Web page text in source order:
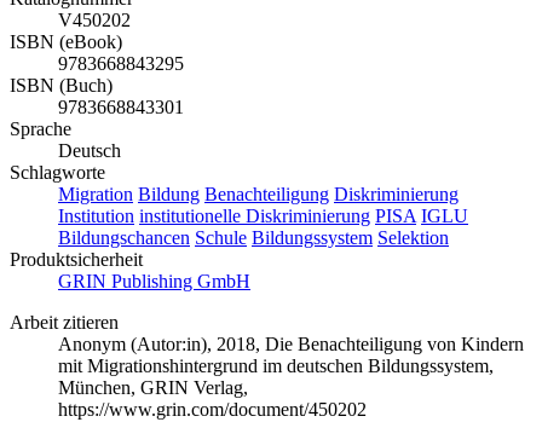
V450202
ISBN (eBook)
9783668843295
ISBN (Buch)
9783668843301
Sprache
Deutsch
Schlagworte
Migration Bildung Benachteiligung Diskriminierung
Institution institutionelle Diskriminierung PISA IGLU
Bildungschancen Schule Bildungssystem Selektion
Produktsicherheit
GRIN Publishing GmbH
Arbeit zitieren
Anonym (Autor:in), 2018, Die Benachteiligung von Kindern
mit Migrationshintergrund im deutschen Bildungssystem,
München, GRIN Verlag,
https://www.grin.com/document/450202